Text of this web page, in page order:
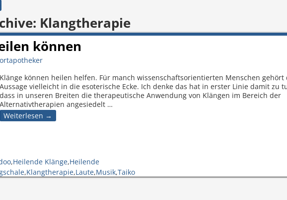
Klangtherapie
können
Klänge können heilen helfen. Für manch wissenschaftsorientierten Menschen gehört
Aussage vielleicht in die esoterische Ecke. Ich denke das hat in erster Linie damit zu
dass in unseren Breiten die therapeutische Anwendung von Klängen im Bereich der
Alternativtherapien angesiedelt …
Weiterlesen →
,Heilende Klänge,Heilende
,Klangtherapie,Laute,Musik,Taiko